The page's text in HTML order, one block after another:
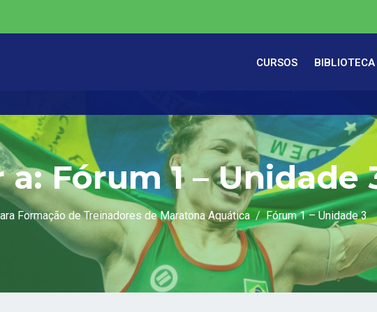
CURSOS BIBLIOTECA
Fórum 1 – Unidade
Formação de Treinadores de Maratona Aquática Fórum 1 – Unidade 3